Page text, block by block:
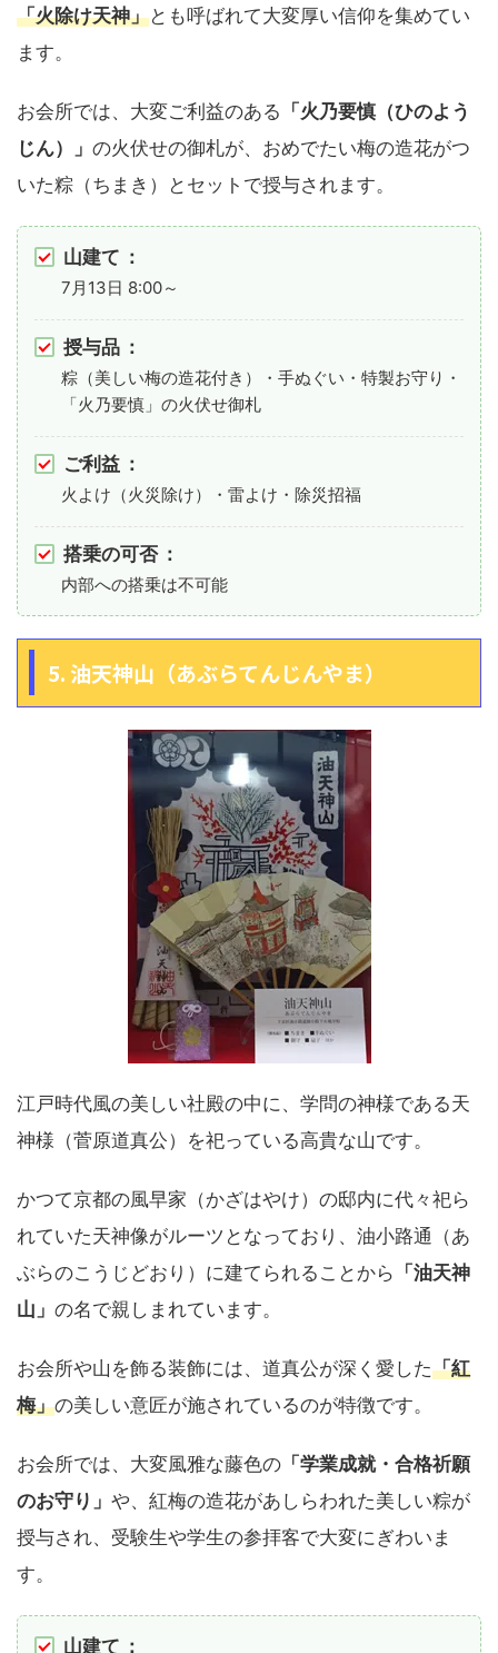
「火除け天神」とも呼ばれて大変厚い信仰を集めてい
ます。
お会所では、大変ご利益のある 「火乃要慎（ひのよう
じん）」 の火伏せの御札が、おめでたい梅の造花がつ
いた粽（ちまき）とセットで授与されます。
山建て ：
7月13日 8:00～
授与品 ：
粽（美しい梅の造花付き）・手ぬぐい・特製お守り・
「火乃要慎」の火伏せ御札
ご利益 ：
火よけ（火災除け）・雷よけ・除災招福
搭乗の可否 ：
内部への搭乗は不可能
5. 油天神山（あぶらてんじんやま）
江戸時代風の美しい社殿の中に、学問の神様である天
神様（菅原道真公）を祀っている高貴な山です。
かつて京都の風早家（かざはやけ）の邸内に代々祀ら
れていた天神像がルーツとなっており、油小路通（あ
ぶらのこうじどおり）に建てられることから 「油天神
山」 の名で親しまれています。
お会所や山を飾る装飾には、道真公が深く愛した「紅
梅」の美しい意匠が施されているのが特徴です。
お会所では、大変風雅な藤色の 「学業成就・合格祈願
のお守り」 や、紅梅の造花があしらわれた美しい粽が
授与され、受験生や学生の参拝客で大変にぎわいま
す。
山建て ：